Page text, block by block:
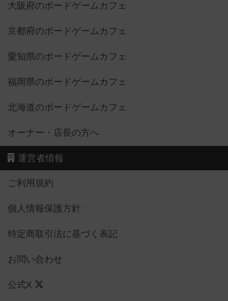
大阪府のボードゲームカフェ
京都府のボードゲームカフェ
愛知県のボードゲームカフェ
福岡県のボードゲームカフェ
北海道のボードゲームカフェ
オーナー・店長の方へ
運営者情報
ご利用規約
個人情報保護方針
特定商取引法に基づく表記
お問い合わせ
公式X